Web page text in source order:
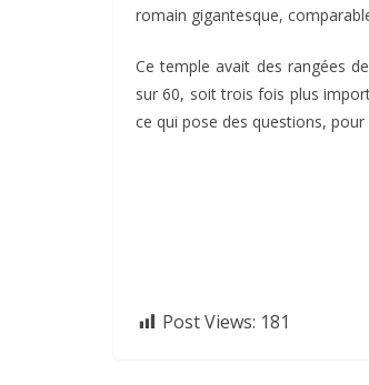
romain gigantesque,
Ce temple avait des rangées
sur 60, soit trois fois plus
ce qui pose des questions,
Post Views: 181